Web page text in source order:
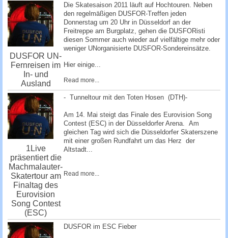
DUSFOR UN-
Fernreisen im
In- und
Ausland
Die Skatesaison 2011 läuft auf Hochtouren. Neben
den regelmäßigen DUSFOR-Treffen jeden
Donnerstag um 20 Uhr in Düsseldorf an der
Freitreppe am Burgplatz, gehen die DUSFORisti
diesen Sommer auch wieder auf vielfältige mehr oder
weniger UNorganisierte DUSFOR-Sondereinsätze.
Hier einige...
Read more...
1Live
präsentiert die
Machmalauter-
Skatertour am
Finaltag des
Eurovision
Song Contest
(ESC)
- Tunneltour mit den Toten Hosen (DTH)-
Am 14. Mai steigt das Finale des Eurovision Song
Contest (ESC) in der Düsseldorfer Arena. Am
gleichen Tag wird sich die Düsseldorfer Skaterszene
mit einer großen Rundfahrt um das Herz der
Altstadt...
Read more...
DUSFOR im ESC Fieber